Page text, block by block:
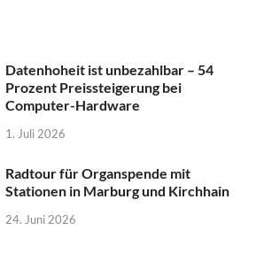
Datenhoheit ist unbezahlbar – 54
Prozent Preissteigerung bei
Computer-Hardware
1. Juli 2026
Radtour für Organspende mit
Stationen in Marburg und Kirchhain
24. Juni 2026